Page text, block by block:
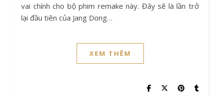
vai chính cho bộ phim remake này. Đây sẽ là lần trở
lại đầu tiên của Jang Dong…
XEM THÊM